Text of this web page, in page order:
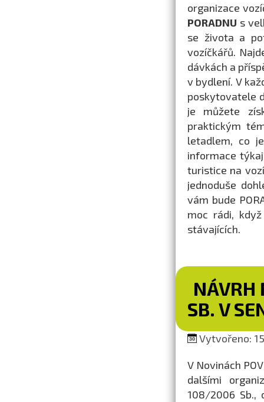
organizace
PORADNU s
se života a
vozíčkářů.
dávkách a
v bydlení. V
poskytovatele
je můžete
praktickým
letadlem, co
informace
turistice na
jednoduše
vám bude
moc rádi,
stávajících.
NÁVRH
SB. V
Vytvořeno:
V Novinách
dalšími
108/2006 Sb.,